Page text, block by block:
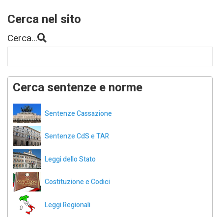
Cerca nel sito
Cerca...
Cerca sentenze e norme
Sentenze Cassazione
Sentenze CdS e TAR
Leggi dello Stato
Costituzione e Codici
Leggi Regionali